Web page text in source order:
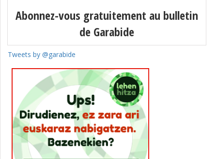
Abonnez-vous gratuitement au bulletin
de Garabide
Tweets by @garabide